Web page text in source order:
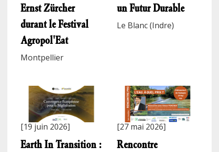
Ernst Zürcher
durant le Festival
Agropol'Eat
Montpellier
un Futur Durable
Le Blanc (Indre)
[19 juin 2026]
Earth In Transition :
[27 mai 2026]
Rencontre